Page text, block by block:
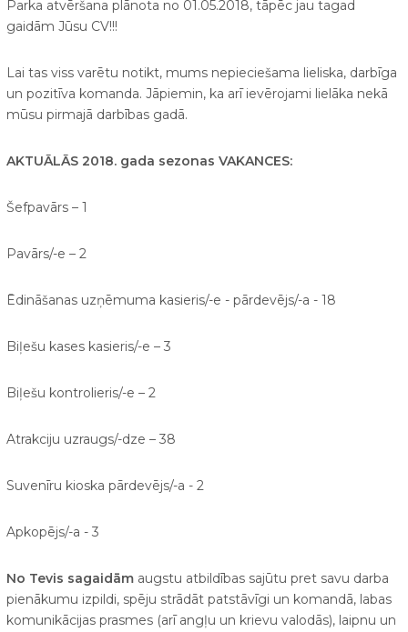
Parka atvēršana plānota no 01.05.2018, tāpēc jau tagad
gaidām Jūsu CV!!!
Lai tas viss varētu notikt, mums nepieciešama lieliska, darbīga
un pozitīva komanda. Jāpiemin, ka arī ievērojami lielāka nekā
mūsu pirmajā darbības gadā.
AKTUĀLĀS 2018. gada sezonas VAKANCES:
Šefpavārs – 1
Pavārs/-e – 2
Ēdināšanas uzņēmuma kasieris/-e - pārdevējs/-a - 18
Biļešu kases kasieris/-e – 3
Biļešu kontrolieris/-e – 2
Atrakciju uzraugs/-dze – 38
Suvenīru kioska pārdevējs/-a - 2
Apkopējs/-a - 3
No Tevis sagaidāmaugstu atbildības sajūtu pret savu darba
pienākumu izpildi, spēju strādāt patstāvīgi un komandā, labas
komunikācijas prasmes (arī angļu un krievu valodās), laipnu un